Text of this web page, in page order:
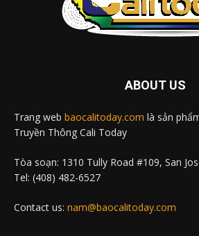
ABOUT US
Trang web baocalitoday.com là sản
Truyền Thông Cali Today
Tòa soạn: 1310 Tully Road #109, San
Tel: (408) 482-6527
Contact us: nam@baocalitoday.com